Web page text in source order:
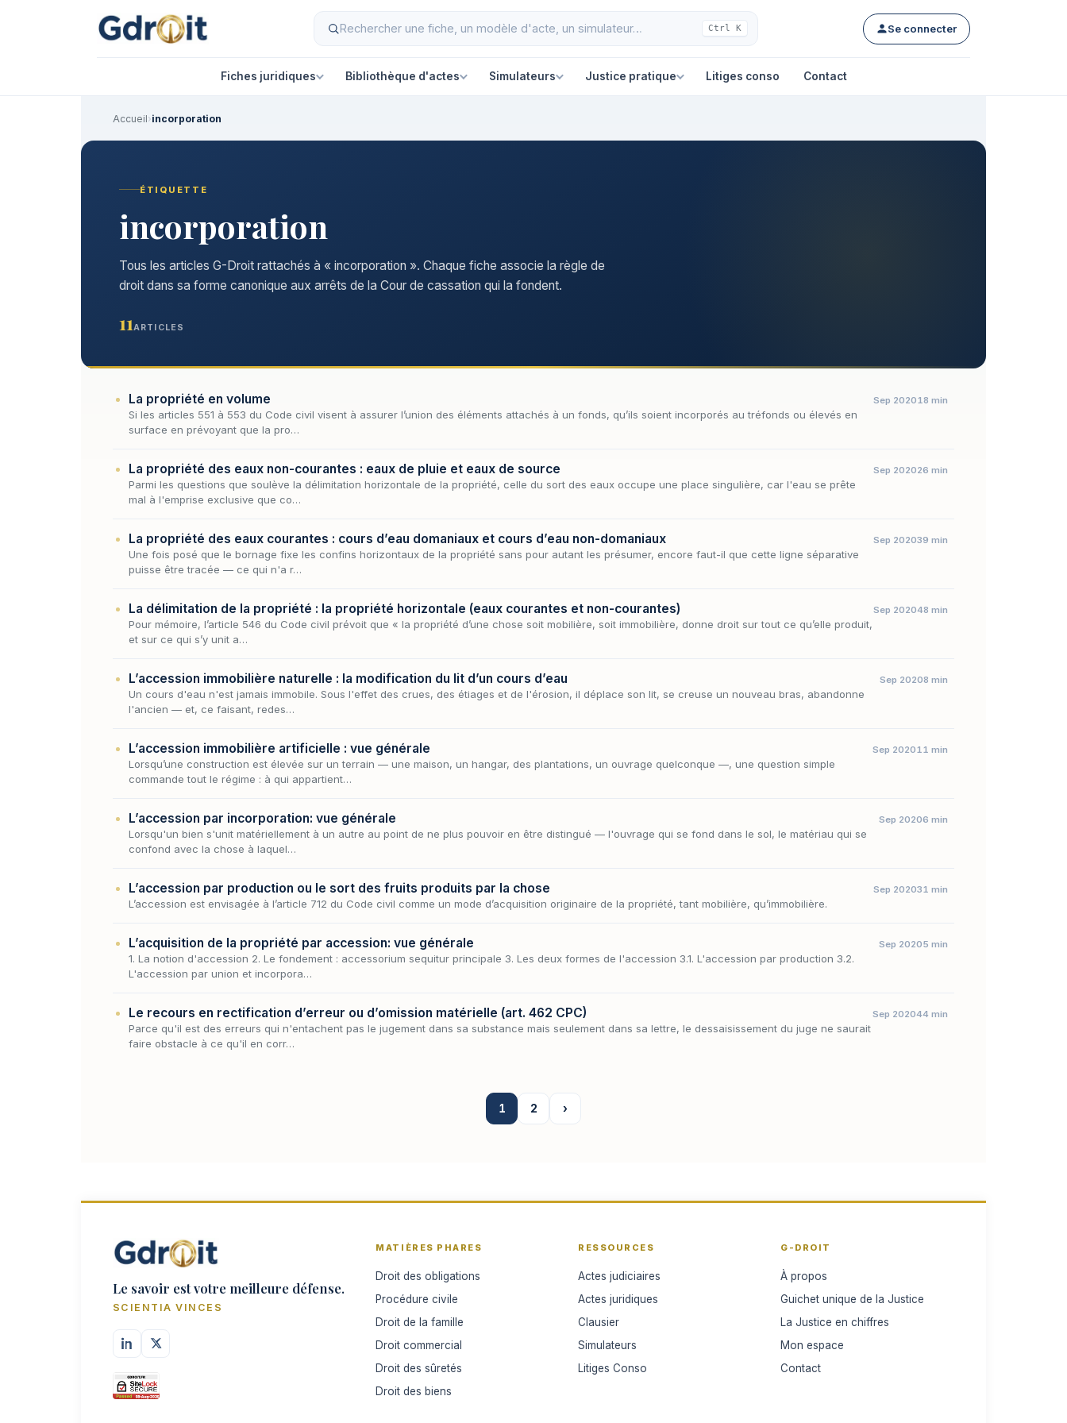
Ctrl K Se connecter
Fiches juridiques Bibliothèque d'actes Simulateurs Justice pratique Litiges conso Contact
Accueil›incorporation
ÉTIQUETTE
incorporation
Tous les articles G-Droit rattachés à « incorporation ». Chaque fiche associe la règle de
droit dans sa forme canonique aux arrêts de la Cour de cassation qui la fondent.
11 ARTICLES
La propriété en volume
Si les articles 551 à 553 du Code civil visent à assurer l’union des éléments attachés à un fonds, qu’ils soient incorporés au tréfonds ou élevés en
surface en prévoyant que la pro…
Sep 202018 min
La propriété des eaux non-courantes : eaux de pluie et eaux de source
Parmi les questions que soulève la délimitation horizontale de la propriété, celle du sort des eaux occupe une place singulière, car l'eau se prête
mal à l'emprise exclusive que co…
Sep 202026 min
La propriété des eaux courantes : cours d’eau domaniaux et cours d’eau non-domaniaux
Une fois posé que le bornage fixe les confins horizontaux de la propriété sans pour autant les présumer, encore faut-il que cette ligne séparative
puisse être tracée — ce qui n'a r…
Sep 202039 min
La délimitation de la propriété : la propriété horizontale (eaux courantes et non-courantes)
Pour mémoire, l’article 546 du Code civil prévoit que « la propriété d’une chose soit mobilière, soit immobilière, donne droit sur tout ce qu’elle produit,
et sur ce qui s’y unit a…
Sep 202048 min
L’accession immobilière naturelle : la modification du lit d’un cours d’eau
Un cours d'eau n'est jamais immobile. Sous l'effet des crues, des étiages et de l'érosion, il déplace son lit, se creuse un nouveau bras, abandonne
l'ancien — et, ce faisant, redes…
Sep 20208 min
L’accession immobilière artificielle : vue générale
Lorsqu’une construction est élevée sur un terrain — une maison, un hangar, des plantations, un ouvrage quelconque —, une question simple
commande tout le régime : à qui appartient…
Sep 202011 min
L’accession par incorporation: vue générale
Lorsqu'un bien s'unit matériellement à un autre au point de ne plus pouvoir en être distingué — l'ouvrage qui se fond dans le sol, le matériau qui se
confond avec la chose à laquel…
Sep 20206 min
L’accession par production ou le sort des fruits produits par la chose
L’accession est envisagée à l’article 712 du Code civil comme un mode d’acquisition originaire de la propriété, tant mobilière, qu’immobilière.
Sep 202031 min
L’acquisition de la propriété par accession: vue générale
1. La notion d'accession 2. Le fondement : accessorium sequitur principale 3. Les deux formes de l'accession 3.1. L'accession par production 3.2.
L'accession par union et incorpora…
Sep 20205 min
Le recours en rectification d’erreur ou d’omission matérielle (art. 462 CPC)
Parce qu'il est des erreurs qui n'entachent pas le jugement dans sa substance mais seulement dans sa lettre, le dessaisissement du juge ne saurait
faire obstacle à ce qu'il en corr…
Sep 202044 min
1 2 ›
Le savoir est votre meilleure défense.
SCIENTIA VINCES
MATIÈRES PHARES
Droit des obligations
Procédure civile
Droit de la famille
Droit commercial
Droit des sûretés
Droit des biens
RESSOURCES
Actes judiciaires
Actes juridiques
Clausier
Simulateurs
Litiges Conso
G-DROIT
À propos
Guichet unique de la Justice
La Justice en chiffres
Mon espace
Contact